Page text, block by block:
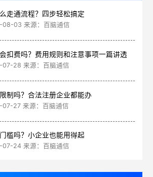
走通流程？四步轻松搞定
08-03 来源：百脑通信
扣费吗？费用规则和注意事项一篇讲透
28 来源：百脑通信
制吗？合法注册企业都能办
27 来源：百脑通信
槛吗？小企业也能用得起
24 来源：百脑通信